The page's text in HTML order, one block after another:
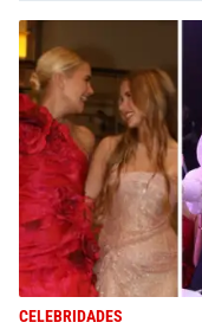
CELEBRIDADES